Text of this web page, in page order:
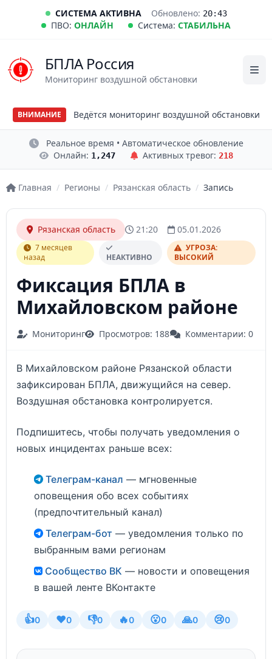
СИСТЕМА АКТИВНА Обновлено: 20:43
ПВО: ОНЛАЙН Система: СТАБИЛЬНА
БПЛА Россия
Мониторинг воздушной обстановки
ВНИМАНИЕ Ведётся мониторинг воздушной обстановки
Реальное время • Автоматическое обновление
Онлайн: 1,247 Активных тревог: 218
Главная / Регионы / Рязанская область / Запись
Рязанская область 21:20 05.01.2026
7 месяцев
назад
НЕАКТИВНО
УГРОЗА:
ВЫСОКИЙ
Фиксация БПЛА в
Михайловском районе
Мониторинг Просмотров: 188 Комментарии: 0
В Михайловском районе Рязанской области
зафиксирован БПЛА, движущийся на север.
Воздушная обстановка контролируется.
Подпишитесь, чтобы получать уведомления о
новых инцидентах раньше всех:
Телеграм-канал — мгновенные
оповещения обо всех событиях
(предпочтительный канал)
Телеграм-бот — уведомления только по
выбранным вами регионам
Сообщество ВК — новости и оповещения
в вашей ленте ВКонтакте
👍0 ❤️0 👎0 🔥0 😮0 🙏0 😢0